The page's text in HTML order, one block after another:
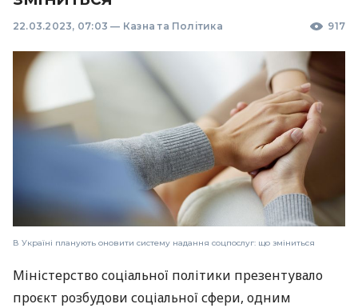
22.03.2023, 07:03 — Казна та Політика 917
В Україні планують оновити систему надання соцпослуг: що зміниться
Міністерство соціальної політики презентувало
проєкт розбудови соціальної сфери, одним